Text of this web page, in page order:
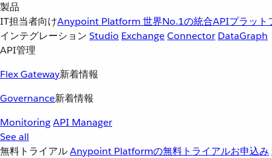
製品
IT担当者向けAnypoint Platform 世界No.1の統合APIプラット
インテグレーション Studio ExchangeConnector DataGraph
API管理
Flex Gateway新着情報
Governance新着情報
MonitoringAPI Manager
See all
無料トライアルAnypoint Platformの無料トライアルお申込み